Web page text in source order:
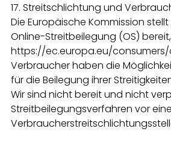
17. Streitschlichtung und
Die Europäische Kommission
Online-Streitbeilegung (OS)
https://ec.europa.eu/
Verbraucher haben die
für die Beilegung ihrer
Wir sind nicht bereit und nicht
Streitbeilegungsverfahren vor